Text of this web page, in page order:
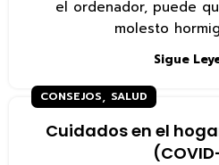
el ordenador, puede
molesto
Sigue
CONSEJOS, SALUD
Cuidados en el